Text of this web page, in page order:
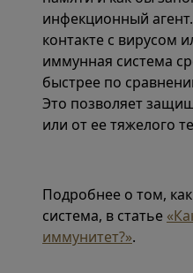
инфекционный
контакте с вирусом
иммунная система
быстрее по
Это позволяет
или от ее тяжелого
Подробнее о том,
система, в статье
иммунитет?».